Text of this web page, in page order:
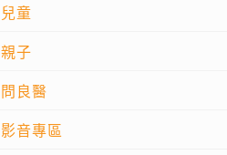
兒童
親子
問良醫
影音專區